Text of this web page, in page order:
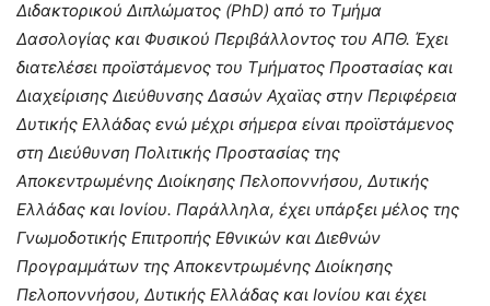
Διδακτορικού Διπλώματος (PhD) από το Τμήμα
Δασολογίας και Φυσικού Περιβάλλοντος του ΑΠΘ. Έχει
διατελέσει προϊστάμενος του Τμήματος Προστασίας και
Διαχείρισης Διεύθυνσης Δασών Αχαϊας στην Περιφέρεια
Δυτικής Ελλάδας ενώ μέχρι σήμερα είναι προϊστάμενος
στη Διεύθυνση Πολιτικής Προστασίας της
Αποκεντρωμένης Διοίκησης Πελοποννήσου, Δυτικής
Ελλάδας και Ιονίου. Παράλληλα, έχει υπάρξει μέλος της
Γνωμοδοτικής Επιτροπής Εθνικών και Διεθνών
Προγραμμάτων της Αποκεντρωμένης Διοίκησης
Πελοποννήσου, Δυτικής Ελλάδας και Ιονίου και έχει